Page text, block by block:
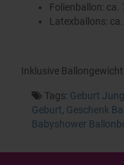
Folienballon: ca.
Latexballons:
Inklusive Ballongewicht
Tags: Geburt
Geburt Geschenk
Babyshower